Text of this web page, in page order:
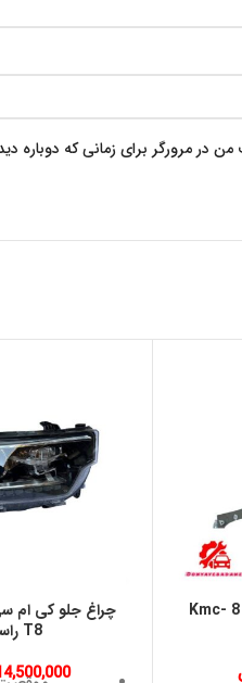
من در مرورگر برای زمانی که دوباره
گلگیر جلو کی ام سی تی 8 Kmc-
T8 راست